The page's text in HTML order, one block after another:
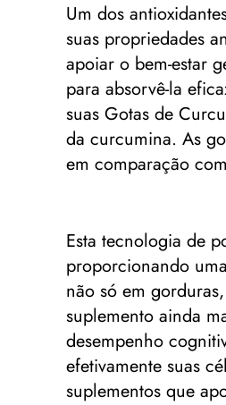
Um dos
suas propriedades
apoiar o bem-estar
para absorvê-la
suas Gotas de
da curcumina. As
em comparação
Esta tecnologia de
proporcionando
não só em
suplemento ainda
desempenho
efetivamente suas
suplementos que